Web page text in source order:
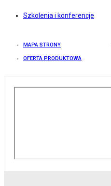
Szkolenia i konferencje
MAPA STRONY
OFERTA PRODUKTOWA